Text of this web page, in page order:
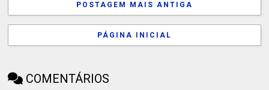
POSTAGEM MAIS ANTIGA
PÁGINA INICIAL
COMENTÁRIOS